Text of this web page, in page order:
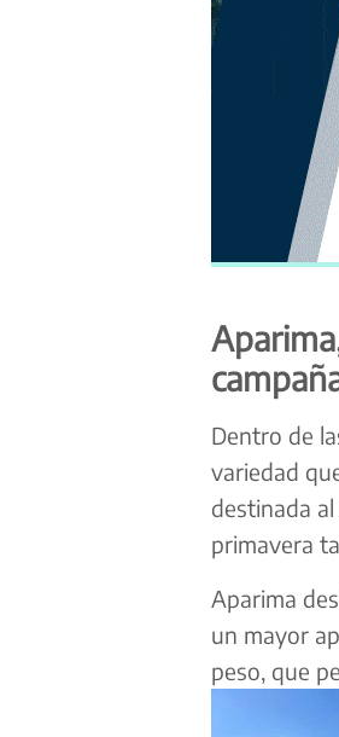
Dentro de
variedad
destinada
primavera
Aparima
un mayor
peso, que